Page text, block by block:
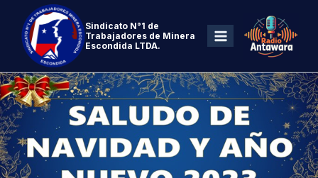
Sindicato N°1 de
Trabajadores de Minera
Escondida LTDA.